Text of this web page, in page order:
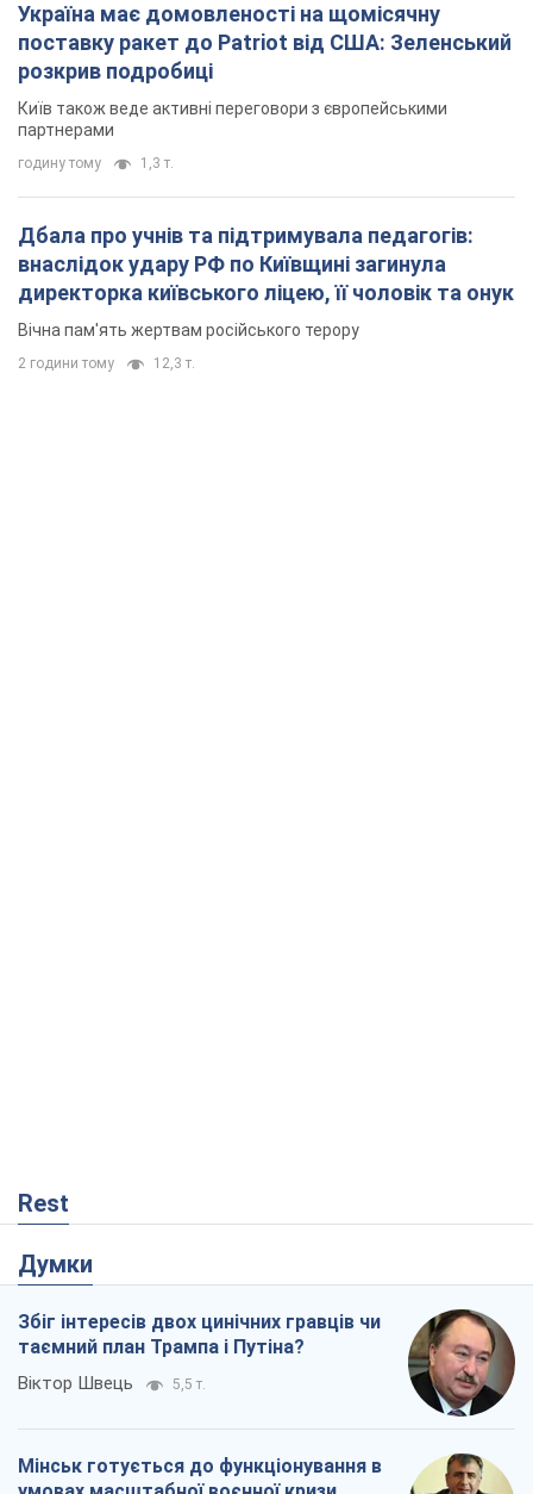
Україна має домовленості на щомісячну
поставку ракет до Patriot від США: Зеленський
розкрив подробиці
Київ також веде активні переговори з європейськими
партнерами
годину тому 1,3 т.
Дбала про учнів та підтримувала педагогів:
внаслідок удару РФ по Київщині загинула
директорка київського ліцею, її чоловік та онук
Вічна пам'ять жертвам російського терору
2 години тому 12,3 т.
Rest
Думки
Збіг інтересів двох цинічних гравців чи
таємний план Трампа і Путіна?
Віктор Швець 5,5 т.
Мінськ готується до функціонування в